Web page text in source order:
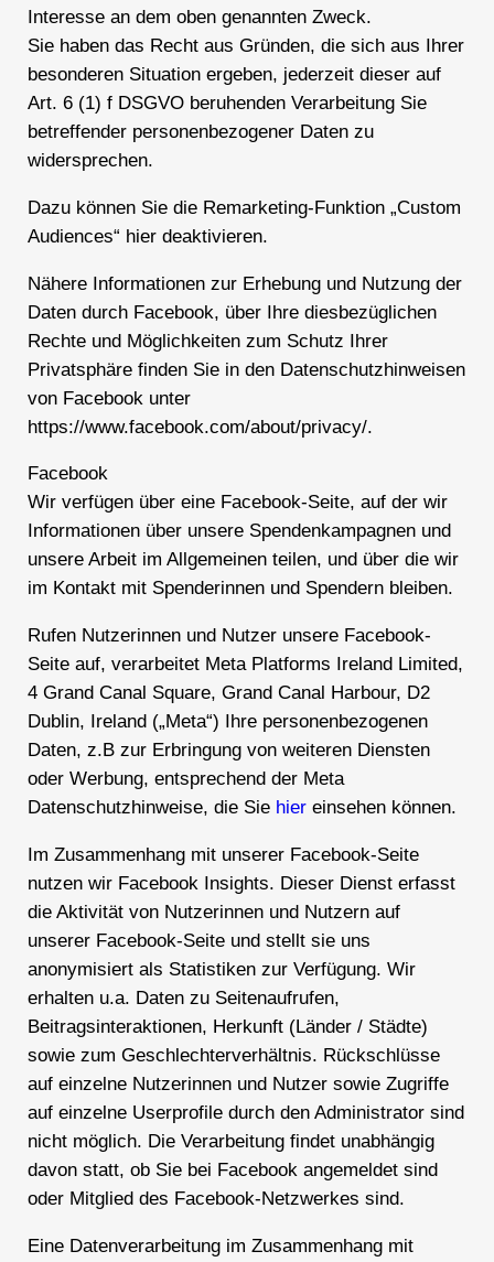
Interesse an dem oben genannten Zweck.
Sie haben das Recht aus Gründen, die sich aus Ihrer
besonderen Situation ergeben, jederzeit dieser auf
Art. 6 (1) f DSGVO beruhenden Verarbeitung Sie
betreffender personenbezogener Daten zu
widersprechen.
Dazu können Sie die Remarketing-Funktion „Custom
Audiences“ hier deaktivieren.
Nähere Informationen zur Erhebung und Nutzung der
Daten durch Facebook, über Ihre diesbezüglichen
Rechte und Möglichkeiten zum Schutz Ihrer
Privatsphäre finden Sie in den Datenschutzhinweisen
von Facebook unter
https://www.facebook.com/about/privacy/.
Facebook
Wir verfügen über eine Facebook-Seite, auf der wir
Informationen über unsere Spendenkampagnen und
unsere Arbeit im Allgemeinen teilen, und über die wir
im Kontakt mit Spenderinnen und Spendern bleiben.
Rufen Nutzerinnen und Nutzer unsere Facebook-
Seite auf, verarbeitet Meta Platforms Ireland Limited,
4 Grand Canal Square, Grand Canal Harbour, D2
Dublin, Ireland („Meta“) Ihre personenbezogenen
Daten, z.B zur Erbringung von weiteren Diensten
oder Werbung, entsprechend der Meta
Datenschutzhinweise, die Sie hier einsehen können.
Im Zusammenhang mit unserer Facebook-Seite
nutzen wir Facebook Insights. Dieser Dienst erfasst
die Aktivität von Nutzerinnen und Nutzern auf
unserer Facebook-Seite und stellt sie uns
anonymisiert als Statistiken zur Verfügung. Wir
erhalten u.a. Daten zu Seitenaufrufen,
Beitragsinteraktionen, Herkunft (Länder / Städte)
sowie zum Geschlechterverhältnis. Rückschlüsse
auf einzelne Nutzerinnen und Nutzer sowie Zugriffe
auf einzelne Userprofile durch den Administrator sind
nicht möglich. Die Verarbeitung findet unabhängig
davon statt, ob Sie bei Facebook angemeldet sind
oder Mitglied des Facebook-Netzwerkes sind.
Eine Datenverarbeitung im Zusammenhang mit